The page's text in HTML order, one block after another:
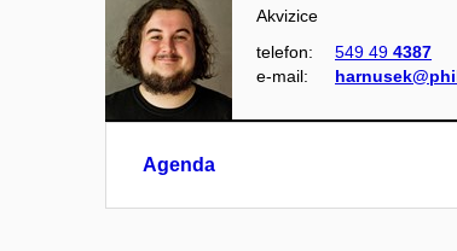
Akvizice
telefon:
549 49 4387
e‑mail:
Agenda